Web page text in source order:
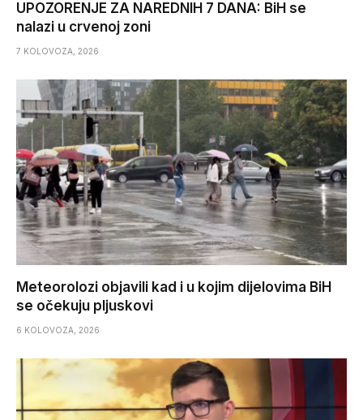
UPOZORENJE ZA NAREDNIH 7 DANA: BiH se
nalazi u crvenoj zoni
7 KOLOVOZA, 2026
Meteorolozi objavili kad i u kojim dijelovima BiH
se očekuju pljuskovi
6 KOLOVOZA, 2026